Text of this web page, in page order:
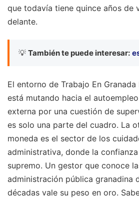
que todavía tiene quince años de
delante.
💡 También te puede interesar:
El entorno de Trabajo En
está mutando hacia el
externa por una cuestión de
es solo una parte del cuadro. La
moneda es el sector de los
administrativa, donde la
supremo. Un gestor que conoce
administración pública granadina
décadas vale su peso en oro.